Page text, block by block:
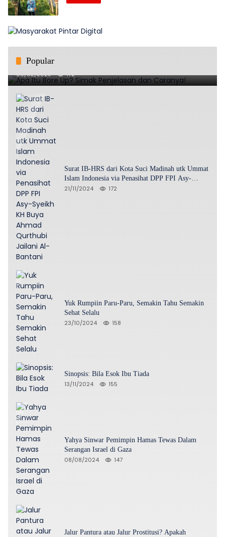
Popular
Apa Itu Bore Up? Simak Penjelasan dan Caranya!
06/02/2025 172
Surat IB-HRS dari Kota Suci Madinah utk Ummat
Islam Indonesia via Penasihat DPP FPI Asy-
Syeikh KH Buya Ahmad Qurthubi Jailani Al-
21/11/2024 172
Yuk Rumpiin Paru-Paru, Semakin Tahu Semakin
Sehat Selalu
23/10/2024 158
Sinopsis: Bila Esok Ibu Tiada
13/11/2024 155
Yahya Sinwar Pemimpin Hamas Tewas Dalam
Serangan Israel di Gaza
08/08/2024 147
Jalur Pantura atau Jalur Prostitusi? Apakah